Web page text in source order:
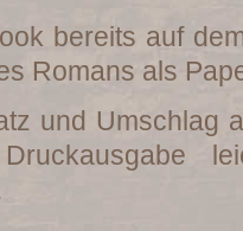
bereits auf
Romans als
und Umschlag